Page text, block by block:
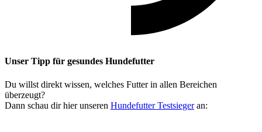
Unser Tipp für gesundes Hundefutter
Du willst direkt wissen, welches Futter in allen Bereichen
überzeugt?
Dann schau dir hier unseren Hundefutter Testsiegeran: